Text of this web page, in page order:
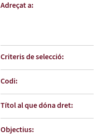
Adreçat a:
Criteris de selecció:
Codi:
Títol al que dóna dret:
Objectius: